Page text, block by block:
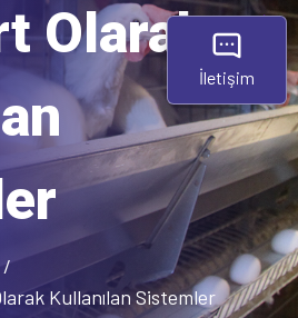
Olarak
Kullanılan Sistemler
İletişim